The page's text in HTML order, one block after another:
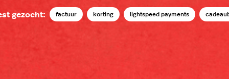
gezocht: factuur korting lightspeed payments